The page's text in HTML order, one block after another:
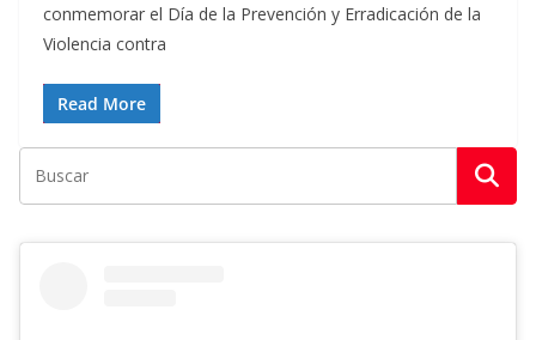
conmemorar el Día de la Prevención y Erradicación de la
Violencia contra
Read More